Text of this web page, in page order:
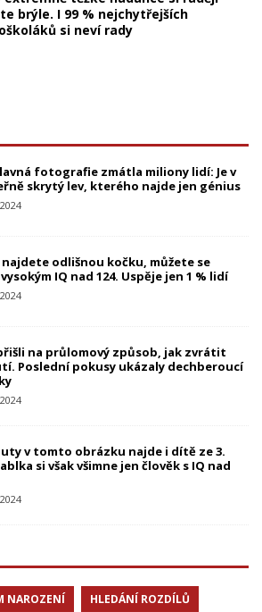
brýle. I 99 % nejchytřejších
si neví rady
fotografie zmátla miliony lidí: Je v
skrytý lev, kterého najde jen génius
najdete odlišnou kočku, můžete se
IQ nad 124. Uspěje jen 1 % lidí
na průlomový způsob, jak zvrátit
Poslední pokusy ukázaly dechberoucí
v tomto obrázku najde i dítě ze 3.
si však všimne jen člověk s IQ nad
NAROZENÍ HLEDÁNÍ ROZDÍLŮ